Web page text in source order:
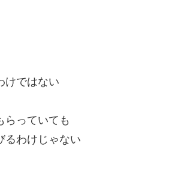
けではない
らっていても
るわけじゃない